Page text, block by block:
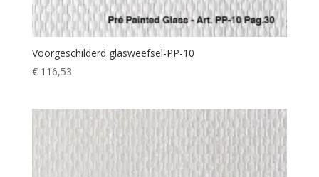
Voorgeschilderd glasweefsel-PP-10
€116,53